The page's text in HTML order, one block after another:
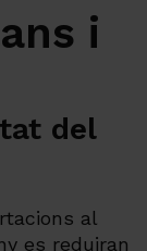
i
del
al
es reduiran